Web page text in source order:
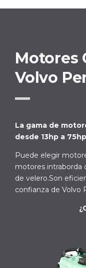
Motores
Volvo
La gama de
desde 13hp a
Puede elegir
motores intraborda
de velero.Son
confianza de Volvo